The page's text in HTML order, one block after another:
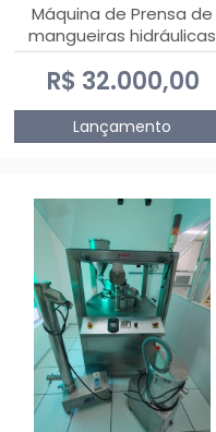
Máquina de Prensa de
mangueiras hidráulicas
PE50TF - 2017
R$ 32.000,00
Lançamento